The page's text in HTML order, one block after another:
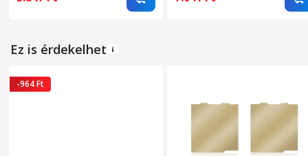
eltömődésálló nyomtatófej
Ez is érdekelhet
-964 Ft